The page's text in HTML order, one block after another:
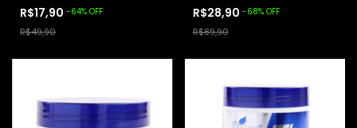
R$17,90 -64% OFF
R$49,90
R$28,90 -68% OFF
R$89,90